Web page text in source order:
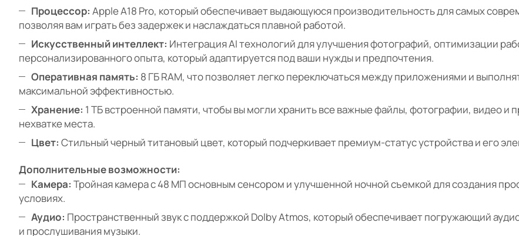
Процессор: Apple A18 Pro, который обеспечивает выдающуюся производительность для самых
позволяя вам играть без задержек и наслаждаться плавной работой.
Искусственный интеллект: Интеграция AI технологий для улучшения фотографий, оптимизации
персонализированного опыта, который адаптируется под ваши нужды и предпочтения.
Оперативная память: 8 ГБ RAM, что позволяет легко переключаться между приложениями и
максимальной эффективностью.
Хранение: 1 ТБ встроенной памяти, чтобы вы могли хранить все важные файлы, фотографии, видео и
нехватке места.
Цвет: Стильный черный титановый цвет, который подчеркивает премиум-статус устройства и его
Дополнительные возможности:
Камера: Тройная камера с 48 МП основным сенсором и улучшенной ночной съемкой для создания
условиях.
Аудио: Пространственный звук с поддержкой Dolby Atmos, который обеспечивает погружающий
и прослушивания музыки.